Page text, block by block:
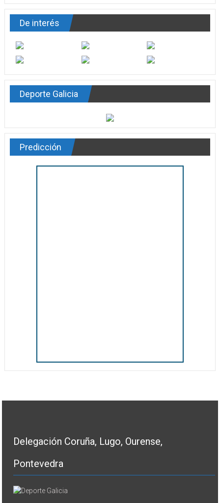
De interés
Deporte Galicia
Predicción
Delegación Coruña, Lugo, Ourense,
Pontevedra